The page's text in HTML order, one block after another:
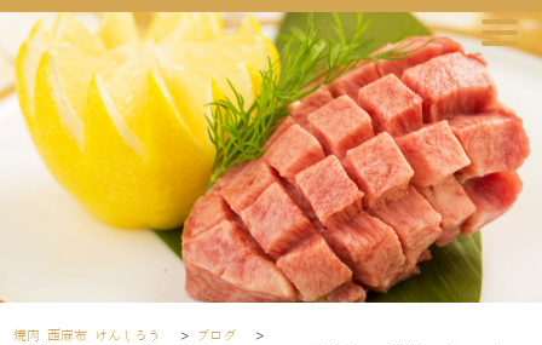
焼肉 西麻布 けんしろう > ブログ
>